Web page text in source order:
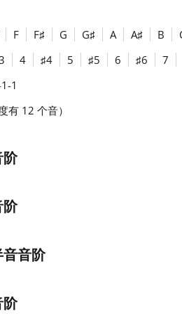
F F♯ G G♯ A A♯ B
4 ♯4 5 ♯5 6 ♯6 7
1
有 12 个音）
阶
阶
音阶
阶